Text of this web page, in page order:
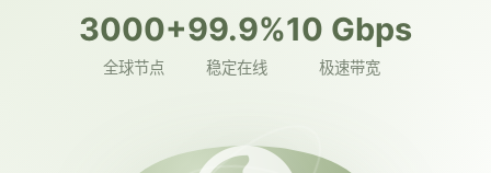
3000+
全球节点
99.9%
稳定在线
10 Gbps
极速带宽